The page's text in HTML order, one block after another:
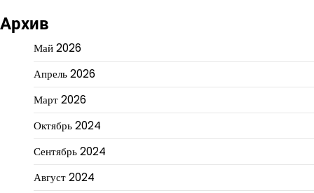
Архив
Май 2026
Апрель 2026
Март 2026
Октябрь 2024
Сентябрь 2024
Август 2024